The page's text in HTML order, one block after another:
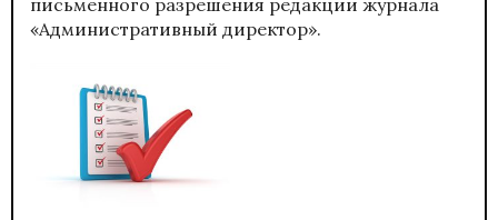
письменного разрешения редакции журнала
«Административный директор».